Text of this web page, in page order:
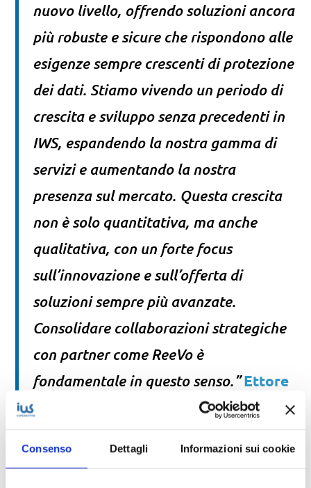
Consenso Dettagli Informazioni sui cookie
nuovo livello, offrendo soluzioni ancora
più robuste e sicure che rispondono alle
esigenze sempre crescenti di protezione
dei dati. Stiamo vivendo un periodo di
crescita e sviluppo senza precedenti in
IWS, espandendo la nostra gamma di
servizi e aumentando la nostra
presenza sul mercato. Questa crescita
non è solo quantitativa, ma anche
qualitativa, con un forte focus
sull’innovazione e sull’offerta di
soluzioni sempre più avanzate.
Consolidare collaborazioni strategiche
con partner come ReeVo è
fondamentale in questo senso.”Ettore
Sangermano – CEO di IWS Consulting